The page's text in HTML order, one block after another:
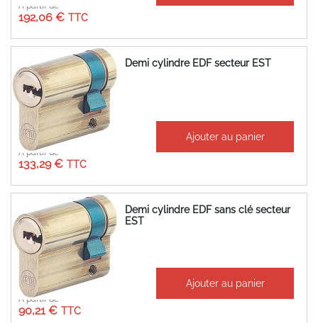
À partir de
192,06 €
Demi cylindre EDF secteur EST
À partir de
133,29 €
Ajouter au panier
Demi cylindre EDF sans clé secteur
EST
À partir de
90,21 €
Ajouter au panier